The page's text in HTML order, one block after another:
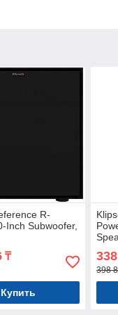
R-
Inch Subwoofer,
₸
Купить
398